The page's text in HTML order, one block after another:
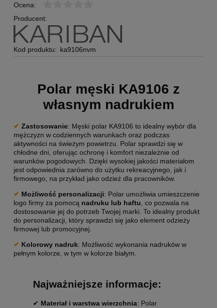
Ocena:
Producent:
Kod produktu: ka9106nvm
Polar męski KA9106 z
własnym nadrukiem
✔ Zastosowanie: Męski polar KA9106 to idealny wybór dla
mężczyzn w codziennych warunkach oraz podczas
aktywności na świeżym powietrzu. Polar sprawdzi się w
chłodne dni, oferując ochronę i komfort niezależnie od
warunków pogodowych. Dzięki wysokiej jakości materiałom
jest odpowiednia zarówno do użytku rekreacyjnego, jak i
firmowego, na przykład jako odzież dla pracowników.
✔ Możliwość personalizacji: Polar umożliwia umieszczenie
logo firmy za pomocą nadruku lub haftu , co pozwala na
dostosowanie jej do potrzeb Twojej marki. To idealny produkt
do personalizacji, który sprawdzi się jako element odzieży
firmowej lub promocyjnej.
✔ Kolorowy nadruk: Możliwość wykonania nadruków w
pełnym kolorze, w tym w kolorze białym.
Najważniejsze informacje:
✔ Materiał i warstwa wierzchnia: Polar